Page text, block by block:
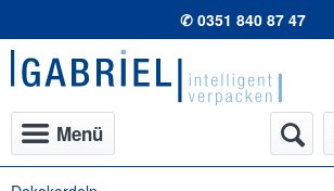
✆ 0351 840 87 47
Menü